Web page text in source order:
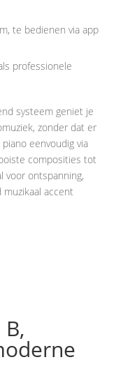
te bedienen via app
professionele
systeem geniet je
zonder dat er
eenvoudig via
composities tot
voor ontspanning,
accent